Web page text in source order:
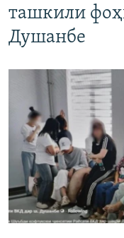
ташкили
Душанбе